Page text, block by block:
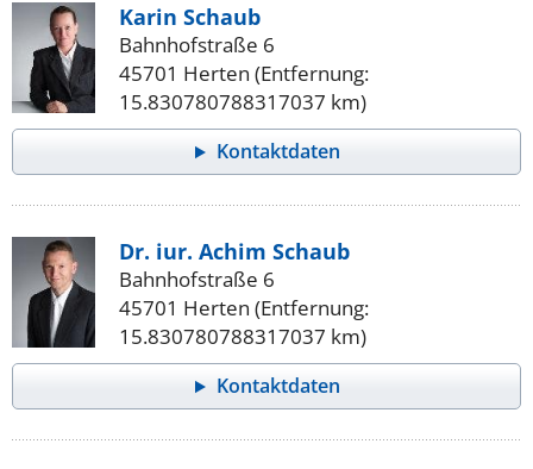
Karin Schaub
Bahnhofstraße 6
45701 Herten (Entfernung:
15.830780788317037 km)
Kontaktdaten
Dr. iur. Achim Schaub
Bahnhofstraße 6
45701 Herten (Entfernung:
15.830780788317037 km)
Kontaktdaten